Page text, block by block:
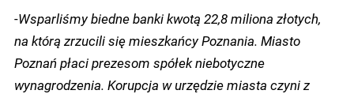
-Wsparliśmy biedne banki kwotą 22,8 miliona złotych,
na którą zrzucili się mieszkańcy Poznania. Miasto
Poznań płaci prezesom spółek niebotyczne
wynagrodzenia. Korupcja w urzędzie miasta czyni z